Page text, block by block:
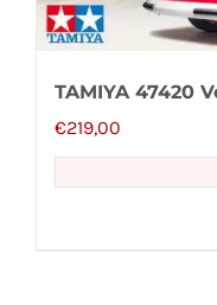
TAMIYA 47420
€219,00